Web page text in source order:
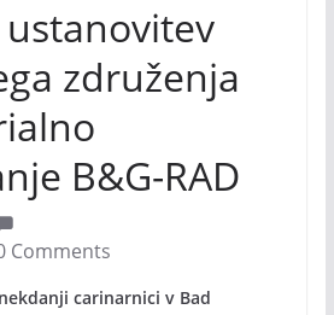
združenja
B&G-RAD
Comments
carinarnici v Bad